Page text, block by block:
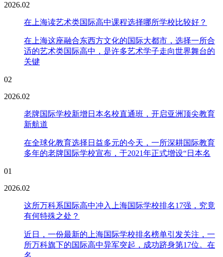
2026.02
在上海读艺术类国际高中课程选择哪所学校比较好？
在上海这座融合东西方文化的国际大都市，选择一所合
适的艺术类国际高中，是许多艺术学子走向世界舞台的
关键
02
2026.02
老牌国际学校新增日本名校直通班，开启亚洲顶尖教育
新航道
在全球化教育选择日益多元的今天，一所深耕国际教育
多年的老牌国际学校宣布，于2021年正式增设“日本名
01
2026.02
这所万科系国际高中冲入上海国际学校排名17强，究竟
有何特殊之处？
近日，一份最新的上海国际学校排名榜单引发关注，一
所万科旗下的国际高中异军突起，成功跻身第17位。在
名